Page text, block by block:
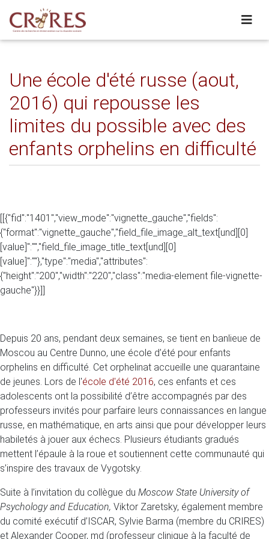
Une école d'été russe (aout,
2016) qui repousse les
limites du possible avec des
enfants orphelins en difficulté
[[{"fid":"1401","view_mode":"vignette_gauche","fields":
{"format":"vignette_gauche","field_file_image_alt_text[und][0]
[value]":"","field_file_image_title_text[und][0]
[value]":""},"type":"media","attributes":
{"height":"200","width":"220","class":"media-element file-vignette-
gauche"}}]]
Depuis 20 ans, pendant deux semaines, se tient en banlieue de
Moscou au Centre Dunno, une école d’été pour enfants
orphelins en difficulté. Cet orphelinat accueille une quarantaine
de jeunes. Lors de l'école d'été 2016, ces enfants et ces
adolescents ont la possibilité d’être accompagnés par des
professeurs invités pour parfaire leurs connaissances en langue
russe, en mathématique, en arts ainsi que pour développer leurs
habiletés à jouer aux échecs. Plusieurs étudiants gradués
mettent l’épaule à la roue et soutiennent cette communauté qui
s’inspire des travaux de Vygotsky.
Suite à l’invitation du collègue du Moscow State University of
Psychology and Education, Viktor Zaretsky, également membre
du comité exécutif d’ISCAR, Sylvie Barma (membre du CRIRES)
et Alexander Cooper, md (professeur clinique à la faculté de